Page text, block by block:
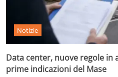
Notizie
Data center, nuove regole
prime indicazioni del Mase